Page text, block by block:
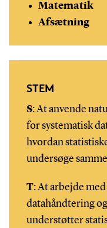
Matematik
Afsætning
STEM
S: At anvende
for systematisk
hvordan
undersøge
T: At arbejde
datahåndtering
understøtter